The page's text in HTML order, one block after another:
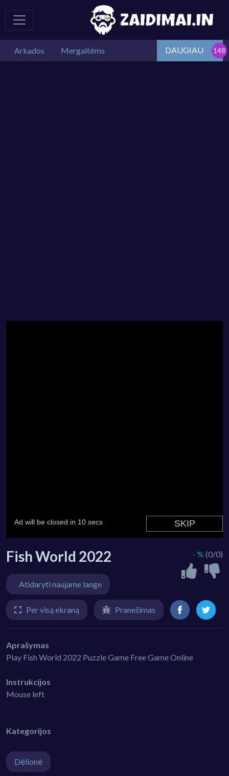
Arkados Mergaitėms DAUGIAU
Fish World 2022 - % (0/0)
Atidaryti naujame lange
Per visą ekraną Pranešimas
Aprašymas
Play Fish World 2022 Puzzle Game Free Game Online
Instrukcijos
Mouse left
Kategorijos
Dėlionė